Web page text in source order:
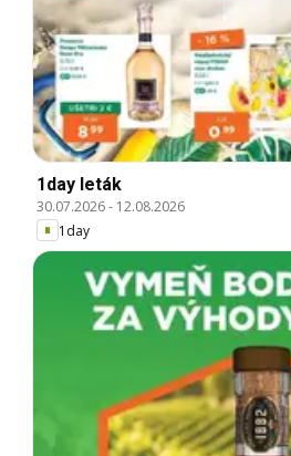
1day leták
30.07.2026- 12.08.2026
1day